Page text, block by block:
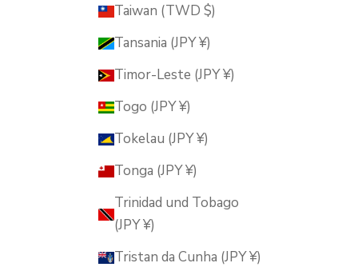
Taiwan (TWD $)
Tansania (JPY ¥)
Timor-Leste (JPY ¥)
Togo (JPY ¥)
Tokelau (JPY ¥)
Tonga (JPY ¥)
Trinidad und Tobago
(JPY ¥)
Tristan da Cunha (JPY ¥)